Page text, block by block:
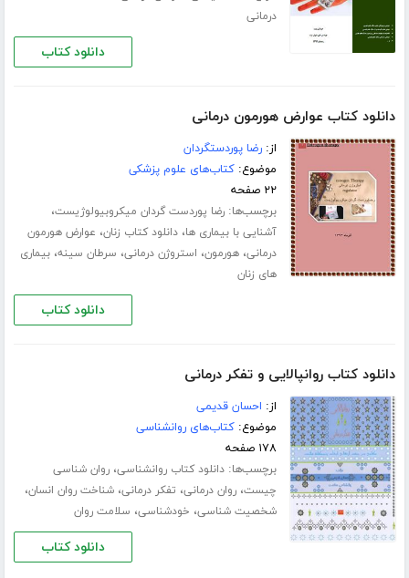
درمانی
دانلود کتاب
دانلود کتاب عوارض هورمون درمانی
از:رضا پوردستگردان
موضوع:کتاب‌های علوم پزشکی
۲۲ صفحه
برچسب‌ها:رضا پوردست گردان میکروبیولوژیست،
آشنایی با بیماری ها،دانلود کتاب زنان، عوارض هورمون
درمانی،هورمون، استروژن درمانی، سرطان سینه،بیماری
های زنان
دانلود کتاب
دانلود کتاب روانپالایی و تفکر درمانی
از: احسان قدیمی
موضوع:کتاب‌های روانشناسی
۱۷۸ صفحه
برچسب‌ها:دانلود کتاب روانشناسی،روان شناسی
چیست،روان درمانی، تفکر درمانی،شناخت روان انسان،
شخصیت شناسی، خودشناسی، سلامت روان
دانلود کتاب